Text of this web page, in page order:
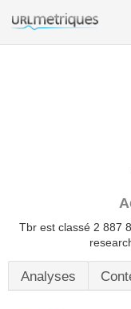
Tbr est classé 2 887
Analyses